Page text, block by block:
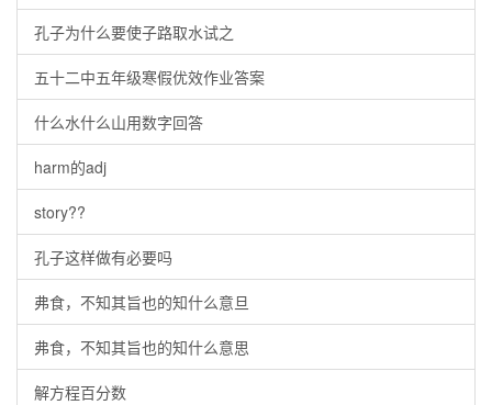
孔子为什么要使子路取水试之
五十二中五年级寒假优效作业答案
什么水什么山用数字回答
harm的adj
story??
孔子这样做有必要吗
弗食，不知其旨也的知什么意旦
弗食，不知其旨也的知什么意思
解方程百分数